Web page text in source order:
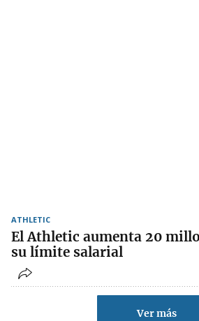
ATHLETIC
El Athletic aumenta 20
su límite salarial
Ver más